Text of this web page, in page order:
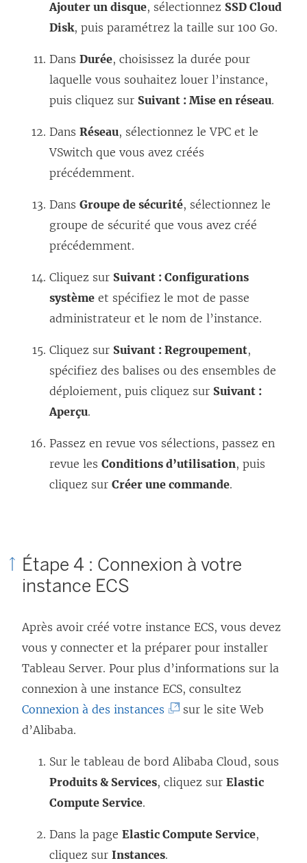
Ajouter un disque, sélectionnez SSD Cloud
Disk, puis paramétrez la taille sur 100 Go.
Dans Durée, choisissez la durée pour
laquelle vous souhaitez louer l’instance,
puis cliquez sur Suivant : Mise en réseau.
Dans Réseau, sélectionnez le VPC et le
VSwitch que vous avez créés
précédemment.
Dans Groupe de sécurité, sélectionnez le
groupe de sécurité que vous avez créé
précédemment.
Cliquez sur Suivant : Configurations
système et spécifiez le mot de passe
administrateur et le nom de l’instance.
Cliquez sur Suivant : Regroupement,
spécifiez des balises ou des ensembles de
déploiement, puis cliquez sur Suivant :
Aperçu.
Passez en revue vos sélections, passez en
revue les Conditions d’utilisation, puis
cliquez sur Créer une commande.
Étape 4 : Connexion à votre
instance ECS
Après avoir créé votre instance ECS, vous devez
vous y connecter et la préparer pour installer
Tableau Server. Pour plus d’informations sur la
connexion à une instance ECS, consultez
Connexion à des instances
n
s
sur le site Web
d’Alibaba.
Sur le tableau de bord Alibaba Cloud, sous
Produits & Services, cliquez sur Elastic
Compute Service.
Dans la page Elastic Compute Service,
cliquez sur Instances.